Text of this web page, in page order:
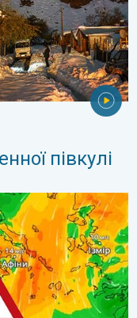
півкулі
Спека й сильний